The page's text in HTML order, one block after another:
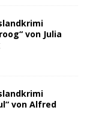
von Julia
von Alfred